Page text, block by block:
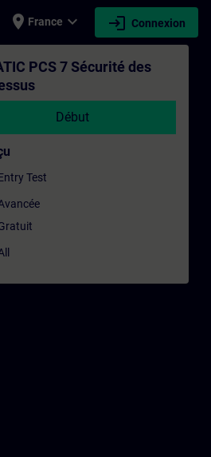
place France expand_more login Connexion
continue |
PCS 7 Sécurité des
Début
Test